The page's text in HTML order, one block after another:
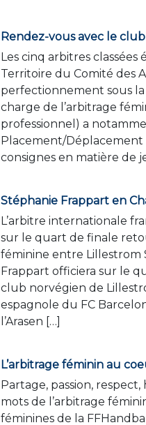
Rendez-vous avec le club
Les cinq arbitres classées
Territoire du Comité des
perfectionnement sous
charge de l’arbitrage
professionnel) a
Placement/Déplacement
consignes en matière de
Stéphanie Frappart en
L’arbitre internationale
sur le quart de finale
féminine entre Lillestrom
Frappart officiera sur le
club norvégien de
espagnole du FC
l’Arasen […]
L’arbitrage féminin au
Partage, passion,
mots de l’arbitrage
féminines de la